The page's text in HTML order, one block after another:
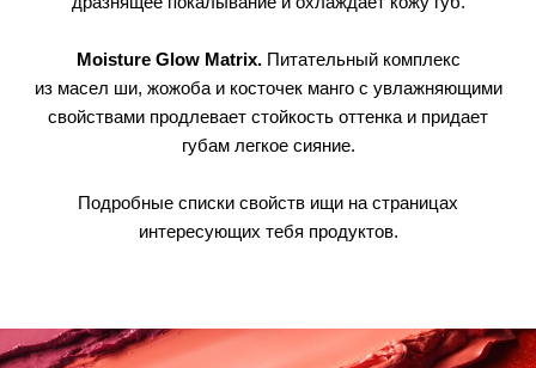
Moisture Glow Matrix.Питательный комплекс
из масел ши, жожоба и косточек манго с увлажняющими
свойствами продлевает стойкость оттенка и придает
губам легкое сияние.
Подробные списки свойств ищи на страницах
интересующих тебя продуктов.